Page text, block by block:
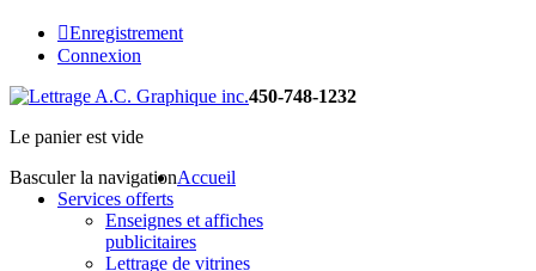
Enregistrement
Connexion
450-748-1232
Le panier est vide
Basculer la navigationAccueil
Services offerts
Enseignes et affiches
publicitaires
Lettrage de vitrines